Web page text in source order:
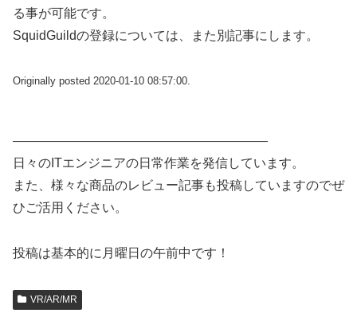
る事が可能です。
SquidGuildの登録については、また別記事にします。
Originally posted 2020-01-10 08:57:00.
————————————————————
日々のITエンジニアの日常作業を発信しています。
また、様々な商品のレビュー記事も投稿していますのでぜ
ひご活用ください。
投稿は基本的に月曜日の午前中です！
VR/AR/MR